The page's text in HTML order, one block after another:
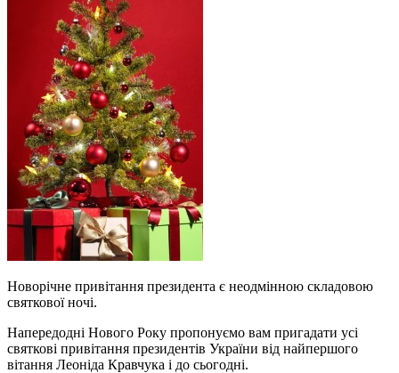
Новорічне привітання президента є неодмінною складовою
святкової ночі.
Напередодні Нового Року пропонуємо вам пригадати усі
святкові привітання президентів України від найпершого
вітання Леоніда Кравчука і до сьогодні.